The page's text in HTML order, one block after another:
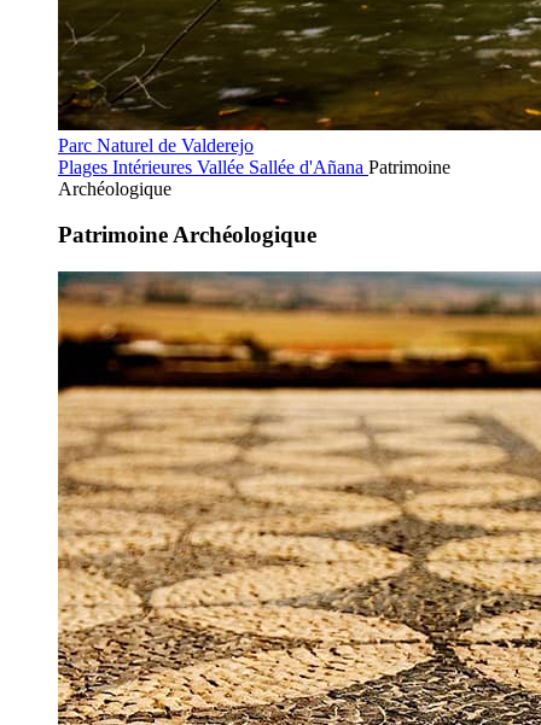
Parc Naturel de Valderejo
Plages Intérieures Vallée Sallée d'Añana Patrimoine
Archéologique
Patrimoine Archéologique